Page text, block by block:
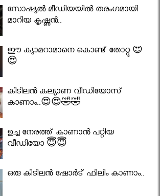
സോഷ്യൽ മീഡിയയിൽ തരംഗമായി
മാറിയ കൃഷ്ണൻ..
ഈ ക്യാമറാമാനെ കൊണ്ട് തോറ്റു 😍
😍
കിടിലൻ കല്യാണ വീഡിയോസ്
കാണാം..😍😍🤣🤣
ഉച്ച നേരത്ത് കാണാൻ പറ്റിയ
വീഡിയോ 😇😇
ഒരു കിടിലൻ ഷോർട് ഫിലിം കാണാം..